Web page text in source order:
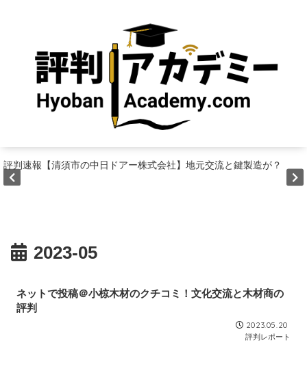
評判速報【清須市の中日ドアー株式会社】地元交流と鍵製造が？
2023-05
ネットで投稿＠小椋木材のクチコミ！文化交流と木材商の
評判
2023.05.20
評判レポート